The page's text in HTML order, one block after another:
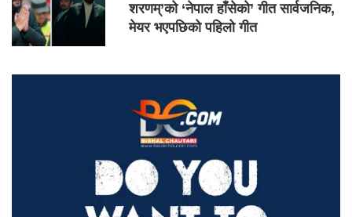
शरणम्’को ‘नेपाल हाँसेको’ गीत सार्वजनिक,
मेयर भएपछिको पहिलो गीत